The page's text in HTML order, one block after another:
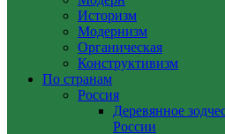
Историзм
Модернизм
Органическая
Конструктивизм
По странам
Россия
Деревянное
России